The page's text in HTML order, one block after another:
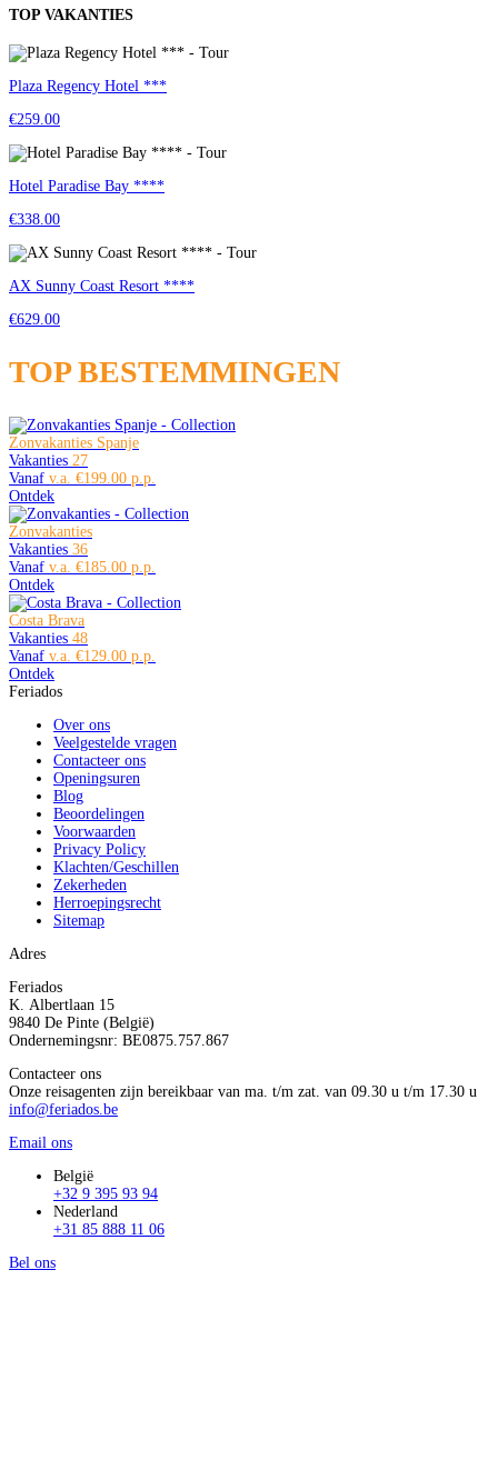
TOP VAKANTIES
Plaza Regency Hotel ***
€259.00
Hotel Paradise Bay ****
€338.00
AX Sunny Coast Resort ****
€629.00
TOP BESTEMMINGEN
Zonvakanties Spanje
Vakanties 27
Vanaf
€199.00
Ontdek
Zonvakanties
Vakanties 36
Vanaf
€185.00
Ontdek
Costa Brava
Vakanties 48
Vanaf
€129.00
Ontdek
Feriados
Over ons
Veelgestelde vragen
Contacteer ons
Openingsuren
Blog
Beoordelingen
Voorwaarden
Privacy Policy
Klachten/Geschillen
Zekerheden
Herroepingsrecht
Sitemap
Adres
Feriados
K. Albertlaan 15
9840 De Pinte (België)
Ondernemingsnr: BE0875.757.867
Contacteer ons
Onze reisagenten zijn bereikbaar van ma. t/m zat. van 09.30 u t/m 17.30 u
info@feriados.be
Email ons
België
+32 9 395 93 94
Nederland
+31 85 888 11 06
Bel ons